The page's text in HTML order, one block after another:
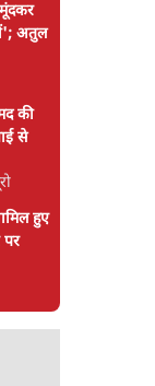
अतुल
की
से
हुए